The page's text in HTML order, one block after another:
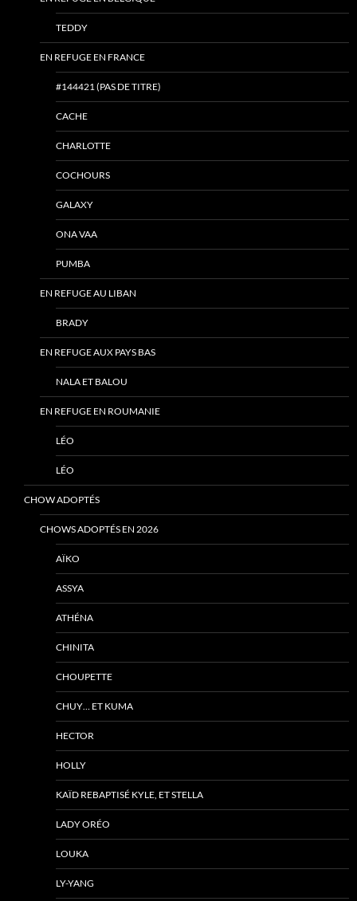
TEDDY
EN REFUGE EN FRANCE
#144421 (PAS DE TITRE)
CACHE
CHARLOTTE
COCHOURS
GALAXY
ONA VAA
PUMBA
EN REFUGE AU LIBAN
BRADY
EN REFUGE AUX PAYS BAS
NALA ET BALOU
EN REFUGE EN ROUMANIE
LÉO
LÉO
CHOW ADOPTÉS
CHOWS ADOPTÉS EN 2026
AÏKO
ASSYA
ATHÉNA
CHINITA
CHOUPETTE
CHUY… ET KUMA
HECTOR
HOLLY
KAÏD REBAPTISÉ KYLE, ET STELLA
LADY ORÉO
LOUKA
LY-YANG